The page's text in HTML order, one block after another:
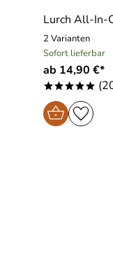
Lurch All-In-
2 Varianten
Sofort lieferbar
ab 14,90 €*
*****